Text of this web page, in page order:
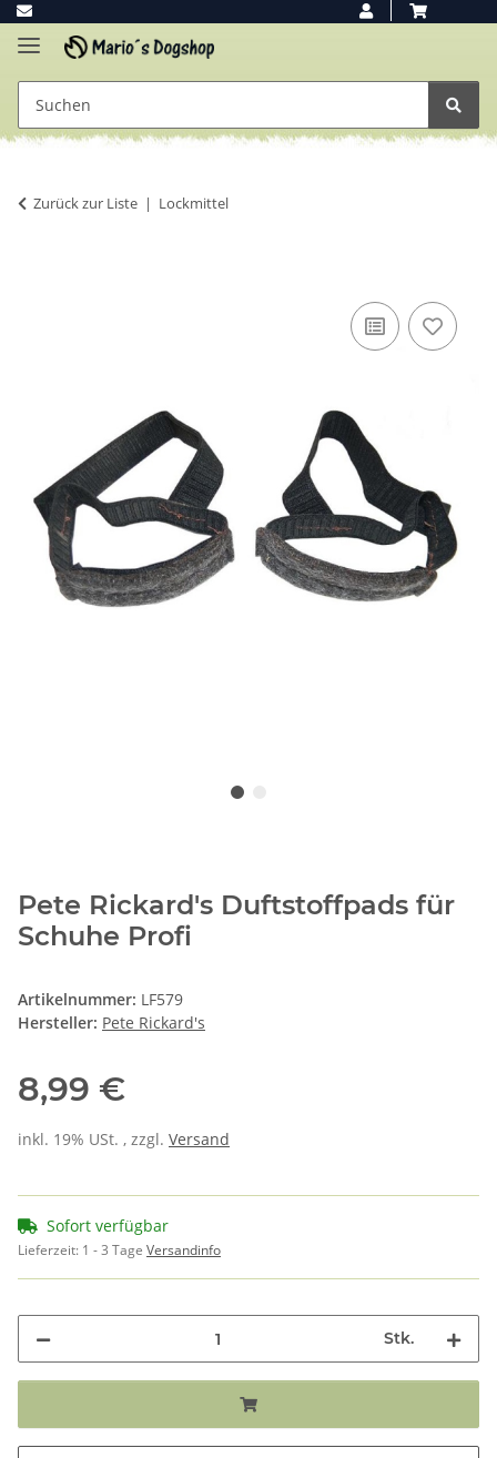
Zurück zur Liste Lockmittel
Pete Rickard's Duftstoffpads für
Schuhe Profi
Artikelnummer: LF579
Hersteller: Pete Rickard's
8,99 €
inkl. 19% USt. , zzgl. Versand
Sofort verfügbar
Lieferzeit: 1 - 3 Tage Versandinfo
Stk.